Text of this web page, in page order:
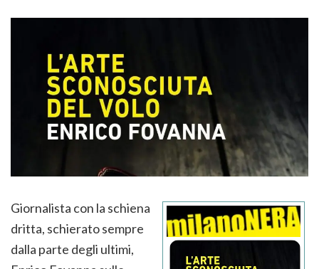
Giornalista con la schiena
dritta, schierato sempre
dalla parte degli ultimi,